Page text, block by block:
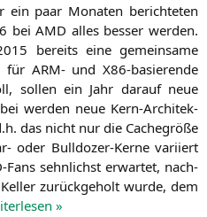
ein paar Mona­ten berich­te­ten
beiAMD alles bes­ser wer­den.
bereits eine gemein­sa­me
für ARM-und X86-basie­ren­de
sol­len ein Jahr dar­auf neue
wer­den neue Kern-Archi­tek­
das nicht nur die Cache­grö­ße
oder Bull­do­zer-Ker­ne vari­iert
sehn­lichst erwar­tet, nach­
zurück­ge­holt wur­de, dem
»